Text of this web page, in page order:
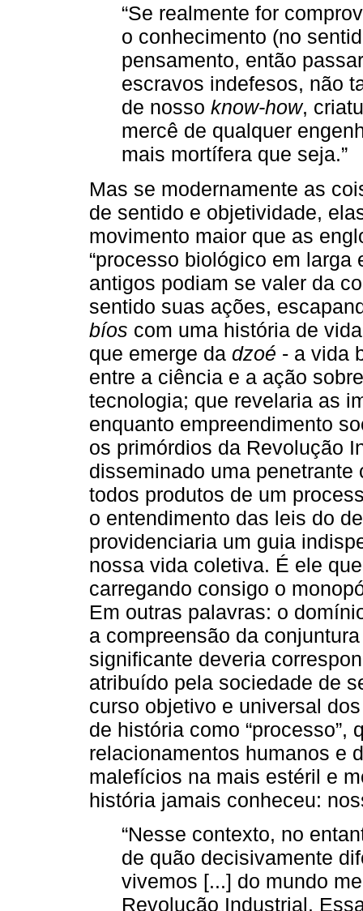
“Se realmente for
o conhecimento (no
pensamento, então
escravos indefesos, não
de nosso know-how,
mercê de qualquer
mais mortífera que seja.”
Mas se modernamente as
de sentido e objetividade,
movimento maior que as
“processo biológico em larga
antigos podiam se valer da
sentido suas ações,
bíos com uma história de
que emerge da dzoé - a vida
entre a ciência e a ação
tecnologia; que revelaria as
enquanto empreendimento
os primórdios da Revolução
disseminado uma
todos produtos de um
o entendimento das leis do
providenciaria um guia
nossa vida coletiva. É ele
carregando consigo o
Em outras palavras: o
a compreensão da
significante deveria
atribuído pela sociedade de
curso objetivo e universal
de história como “processo”,
relacionamentos humanos e
malefícios na mais estéril e
história jamais conheceu:
“Nesse contexto, no
de quão decisivamente
vivemos [...] do mundo
Revolução Industrial.